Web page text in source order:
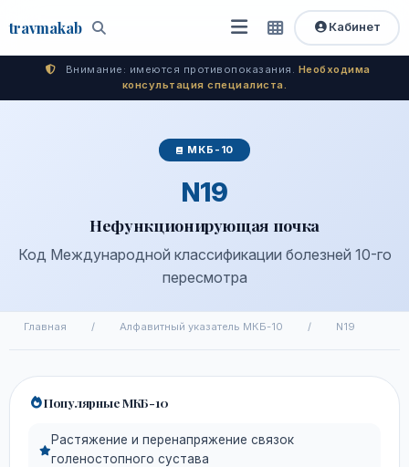
travmakab Поиск
Открыть
меню
Быстрый
доступ
Кабинет
Внимание: имеются противопоказания. Необходима
консультация специалиста.
МКБ-10
N19
Нефункционирующая почка
Код Международной классификации болезней 10-го
пересмотра
Главная / Алфавитный указатель МКБ-10 / N19
Популярные МКБ-10
Растяжение и перенапряжение связок
голеностопного сустава